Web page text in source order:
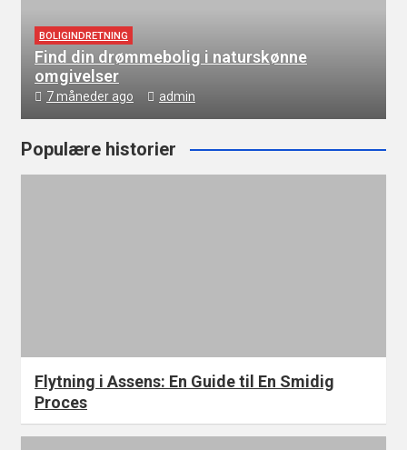
BOLIGINDRETNING
Find din drømmebolig i naturskønne
omgivelser
7 måneder ago admin
Populære historier
Flytning i Assens: En Guide til En Smidig
Proces